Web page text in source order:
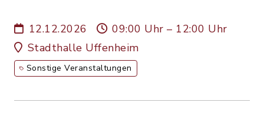
12.12.2026
09:00 Uhr – 12:00 Uhr
Stadthalle Uffenheim
Sonstige Veranstaltungen